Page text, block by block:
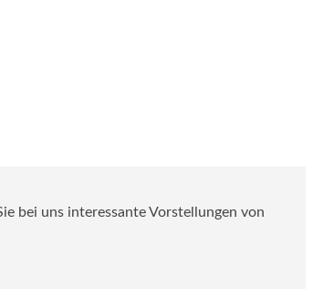
bei uns interessante Vorstellungen von